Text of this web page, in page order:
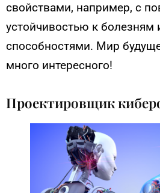
свойствами, например, с
устойчивостью к
способностями. Мир
много интересного!
Проектировщик